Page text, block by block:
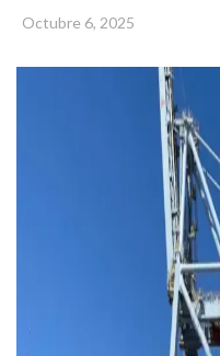
Octubre 6, 2025